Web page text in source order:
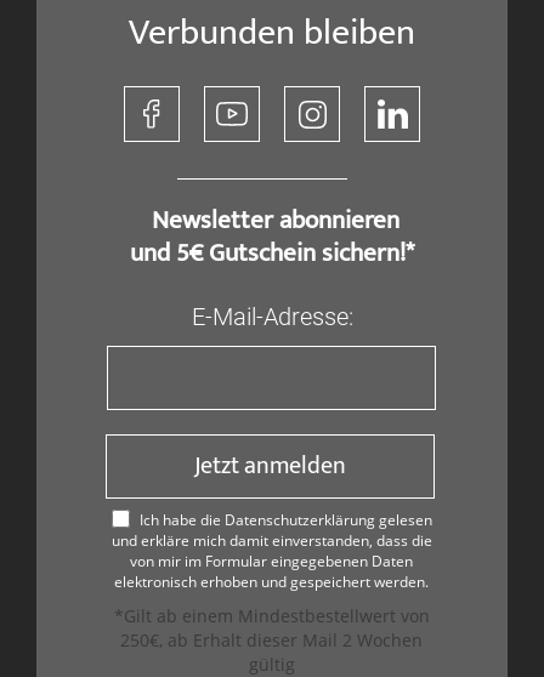
Verbunden bleiben
​ Newsletter abonnieren
und 5€ Gutschein sichern!*
E-Mail-Adresse:
Jetzt anmelden
Ich habe die Datenschutzerklärung gelesen
und erkläre mich damit einverstanden, dass die
von mir im Formular eingegebenen Daten
elektronisch erhoben und gespeichert werden.
*Gilt ab einem Mindestbestellwert von
250€, ab Erhalt dieser Mail 2 Wochen
gültig